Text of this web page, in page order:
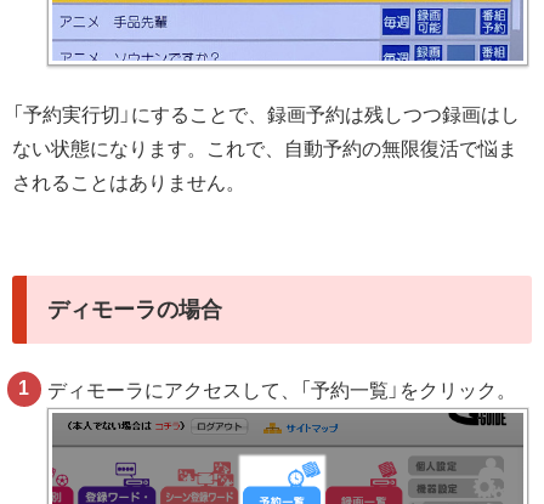
「予約実行切」にすることで、録画予約は残しつつ録画はし
ない状態になります。これで、自動予約の無限復活で悩ま
されることはありません。
ディモーラの場合
ディモーラにアクセスして、「予約一覧」をクリック。